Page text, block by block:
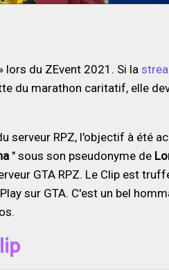
lors du ZEvent 2021. Si la
du marathon caritatif, elle
serveur RPZ, l'objectif à été
" sous son pseudonyme de
GTA RPZ. Le Clip est
sur GTA. C'est un bel